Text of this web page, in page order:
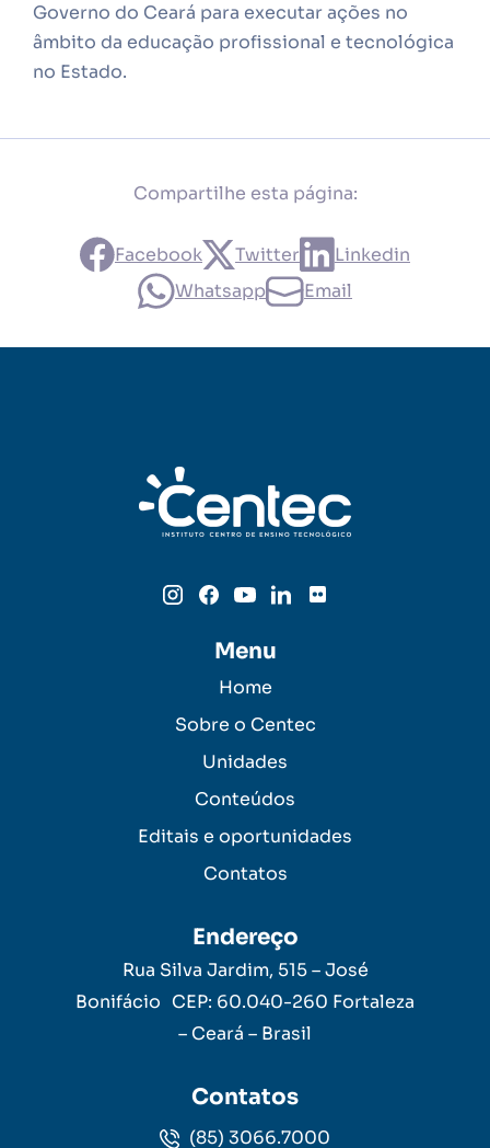
Governo do Ceará para executar ações no
âmbito da educação profissional e tecnológica
no Estado.
Compartilhe esta página:
Facebook Twitter
Linkedin
Whatsapp
Email
Menu
Home
Sobre o Centec
Unidades
Conteúdos
Editais e oportunidades
Contatos
Endereço
Rua Silva Jardim, 515 – José
Bonifácio CEP: 60.040-260 Fortaleza
– Ceará – Brasil
Contatos
(85) 3066.7000